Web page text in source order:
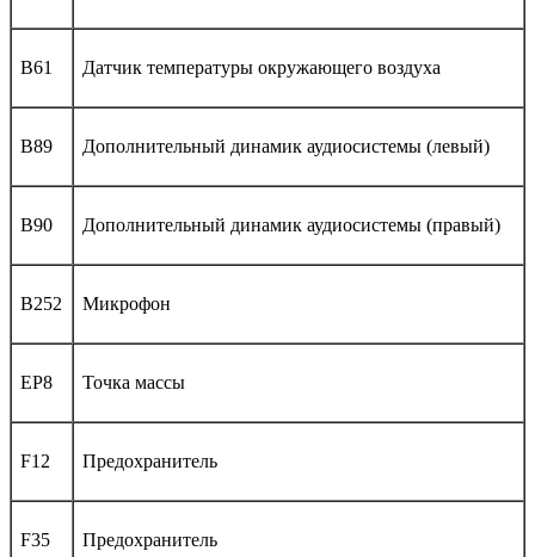
B61 Датчик температуры окружающего воздуха
B89 Дополнительный динамик аудиосистемы (левый)
B90 Дополнительный динамик аудиосистемы (правый)
B252 Микрофон
EP8 Точка массы
F12 Предохранитель
F35 Предохранитель